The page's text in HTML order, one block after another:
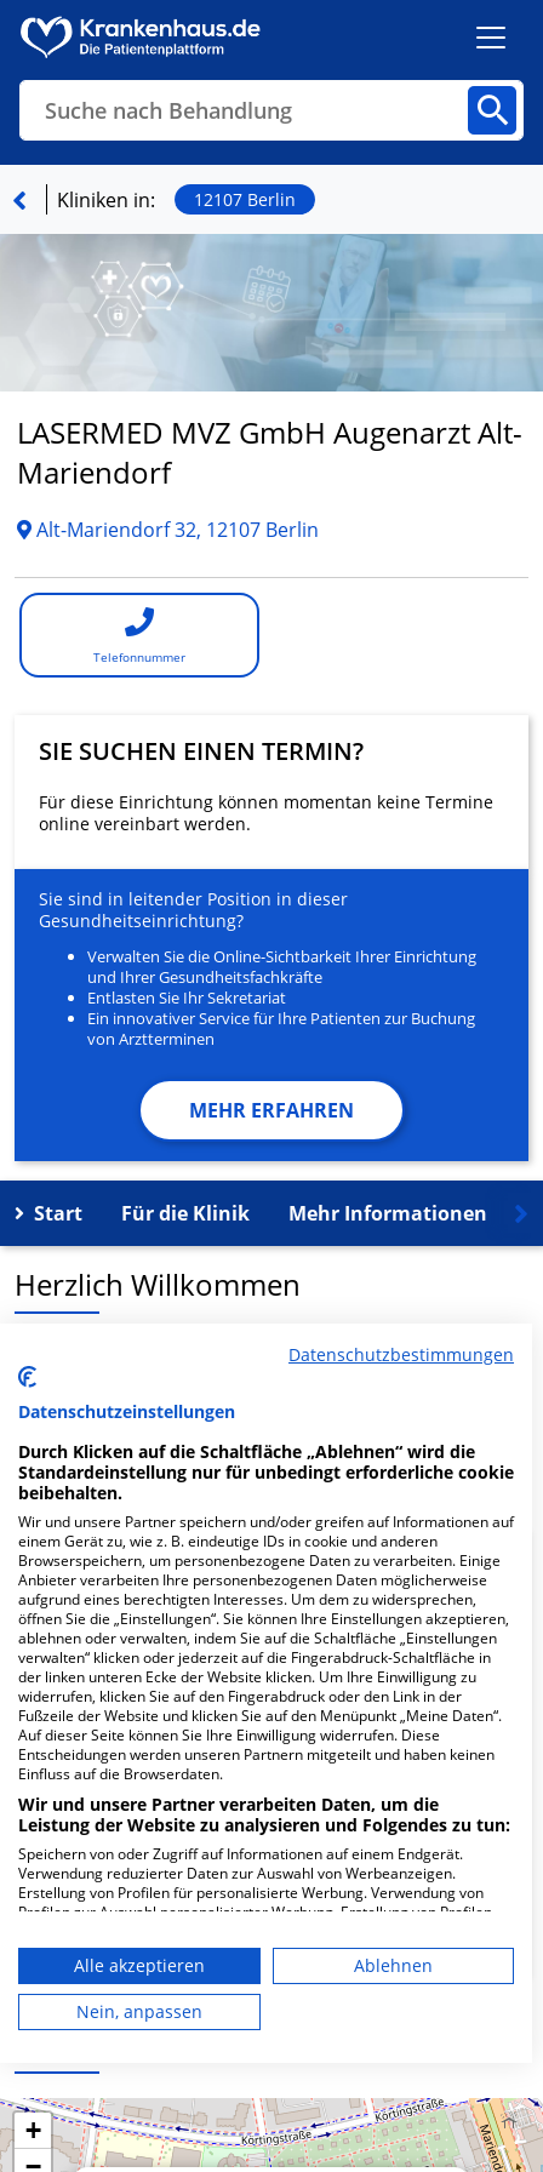
Suche nach Behandlung
Finden
Kliniken in: 12107 Berlin
LASERMED MVZ GmbH Augenarzt Alt-
Mariendorf
Alt-Mariendorf 32, 12107 Berlin
Telefonnummer
SIE SUCHEN EINEN TERMIN?
Für diese Einrichtung können momentan keine Termine
online vereinbart werden.
Sie sind in leitender Position in dieser
Gesundheitseinrichtung?
Verwalten Sie die Online-Sichtbarkeit Ihrer Einrichtung
und Ihrer Gesundheitsfachkräfte
Entlasten Sie Ihr Sekretariat
Ein innovativer Service für Ihre Patienten zur Buchung
von Arztterminen
MEHR ERFAHREN
Start Für die Klinik Mehr Informationen
Herzlich Willkommen
LASERMED MVZ GmbH Augenarzt Alt-Mariendorf in der
Alt-Mariendorf 32 ist ein medizinisches
Versorgungszentrum in Berlin.
Mehr Informationen
FAQ
Hier ﬁnden Sie häuﬁg gestellte Fragen zu dieser Klinik.
Wie lautet die Adresse von LASERMED MVZ
GmbH Augenarzt Alt-Mariendorf?
12107 Berlin
Wie ist die Telefonnummer von LASERMED
+
Datenschutzbestimmungen
Datenschutzeinstellungen
Durch Klicken auf die Schaltfläche „Ablehnen“ wird die
Standardeinstellung nur für unbedingt erforderliche cookie
beibehalten.
Wir und unsere Partner speichern und/oder greifen auf Informationen auf
einem Gerät zu, wie z. B. eindeutige IDs in cookie und anderen
Browserspeichern, um personenbezogene Daten zu verarbeiten. Einige
Anbieter verarbeiten Ihre personenbezogenen Daten möglicherweise
aufgrund eines berechtigten Interesses. Um dem zu widersprechen,
öffnen Sie die „Einstellungen“. Sie können Ihre Einstellungen akzeptieren,
ablehnen oder verwalten, indem Sie auf die Schaltfläche „Einstellungen
verwalten“ klicken oder jederzeit auf die Fingerabdruck-Schaltfläche in
der linken unteren Ecke der Website klicken. Um Ihre Einwilligung zu
widerrufen, klicken Sie auf den Fingerabdruck oder den Link in der
Fußzeile der Website und klicken Sie auf den Menüpunkt „Meine Daten“.
Auf dieser Seite können Sie Ihre Einwilligung widerrufen. Diese
Entscheidungen werden unseren Partnern mitgeteilt und haben keinen
Einfluss auf die Browserdaten.
Wir und unsere Partner verarbeiten Daten, um die
Leistung der Website zu analysieren und Folgendes zu tun:
Speichern von oder Zugriff auf Informationen auf einem Endgerät.
Verwendung reduzierter Daten zur Auswahl von Werbeanzeigen.
Erstellung von Profilen für personalisierte Werbung. Verwendung von
Profilen zur Auswahl personalisierter Werbung. Erstellung von Profilen
personalisierter Inhalte. Messung der Werbeleistung. Messung der
Performance von Inhalten. Analyse von Zielgruppen durch Statistiken
oder Kombinationen von Daten aus verschiedenen Quellen. Entwicklung
und Verbesserung der Angebote. Verwendung reduzierter Daten zur
Auswahl von Inhalten.
die USA gesendet werden.
Ihre Einwilligung und die cookie Richtlinie gelten ausschließlich für diese
Website/App.
Partnerliste anzeigen (1 IAB-Anbieter)
Alle akzeptieren
Ablehnen
Nein, anpassen